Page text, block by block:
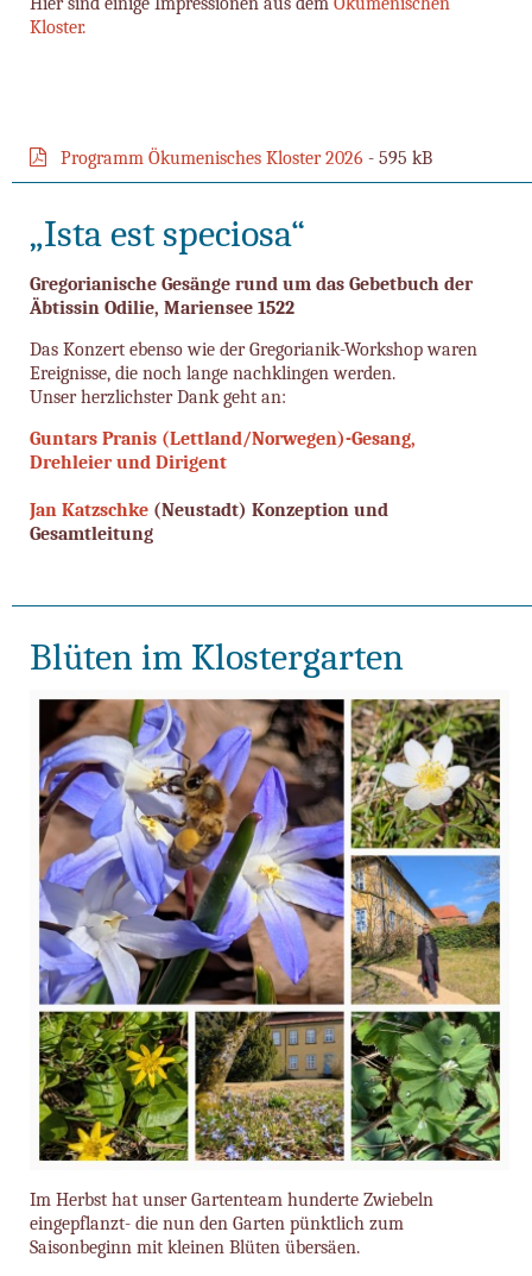
Kloster.
Programm Ökumenisches Kloster 2026 - 595 kB
„Ista est speciosa“
Gregorianische Gesänge rund um das Gebetbuch der
Äbtissin Odilie, Mariensee 1522
Das Konzert ebenso wie der Gregorianik-Workshop waren
Ereignisse, die noch lange nachklingen werden.
Unser herzlichster Dank geht an:
Guntars Pranis (Lettland/Norwegen)-Gesang,
Drehleier und Dirigent
Jan Katzschke (Neustadt) Konzeption und
Gesamtleitung
Blüten im Klostergarten
Im Herbst hat unser Gartenteam hunderte Zwiebeln
eingepflanzt- die nun den Garten pünktlich zum
Saisonbeginn mit kleinen Blüten übersäen.